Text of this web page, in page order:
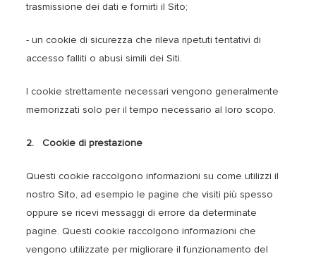
trasmissione dei dati e fornirti il ​​Sito;
- un cookie di sicurezza che rileva ripetuti tentativi di
accesso falliti o abusi simili dei Siti.
I cookie strettamente necessari vengono generalmente
memorizzati solo per il tempo necessario al loro scopo.
2. Cookie di prestazione
Questi cookie raccolgono informazioni su come utilizzi il
nostro Sito, ad esempio le pagine che visiti più spesso
oppure se ricevi messaggi di errore da determinate
pagine. Questi cookie raccolgono informazioni che
vengono utilizzate per migliorare il funzionamento del